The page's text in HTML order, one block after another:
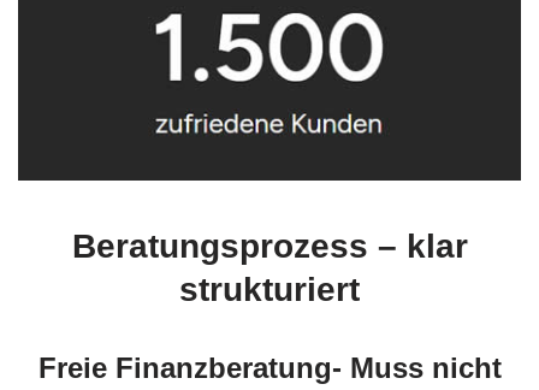
Beratungsprozess – klar
strukturiert
Freie Finanzberatung- Muss nicht